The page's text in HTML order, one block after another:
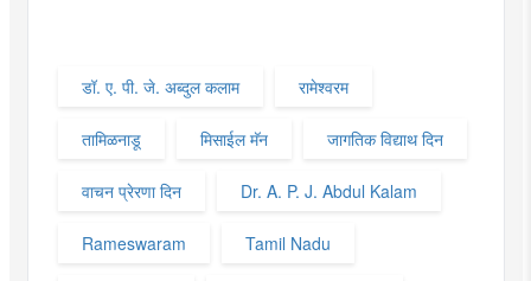
डॉ. ए. पी. जे. अब्दुल कलाम रामेश्वरम
तामिळनाडू मिसाईल मॅन‌ जागतिक विद्याथ दिन‌
वाचन प्रेरणा दिन‌ Dr. A. P. J. Abdul Kalam
Rameswaram Tamil Nadu